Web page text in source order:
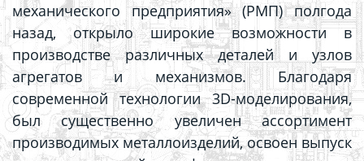
механического предприятия» (РМП) полгода
назад, открыло широкие возможности в
производстве различных деталей и узлов
агрегатов и механизмов. Благодаря
современной технологии 3D-моделирования,
был существенно увеличен ассортимент
производимых металлоизделий, освоен выпуск